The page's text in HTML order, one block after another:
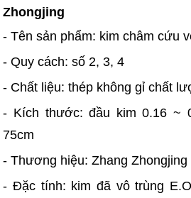
Zhongjing
- Tên sản phẩm: kim châm cứu
- Quy cách: số 2, 3, 4
- Chất liệu: thép không gỉ chất
- Kích thước: đầu kim 0.16 ~
75cm
- Thương hiệu: Zhang Zhongjing
- Đặc tính: kim đã vô trùng